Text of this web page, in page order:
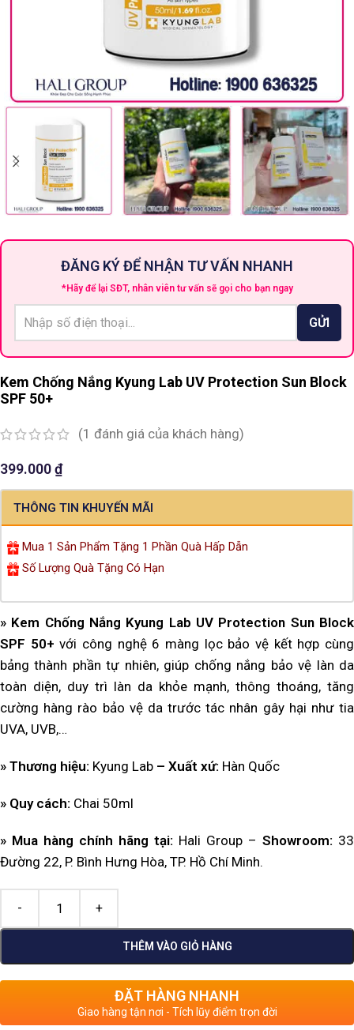
ĐĂNG KÝ ĐỂ NHẬN TƯ VẤN NHANH
*Hãy để lại SĐT, nhân viên tư vấn sẽ gọi cho bạn ngay
Kem Chống Nắng Kyung Lab UV Protection Sun Block
SPF 50+
(1 đánh giá của khách hàng)
399.000₫
THÔNG TIN KHUYẾN MÃI
Mua 1 Sản Phẩm Tặng 1 Phần Quà Hấp Dẫn
Số Lượng Quà Tặng Có Hạn
» Kem Chống Nắng Kyung Lab UV Protection Sun Block
SPF 50+với công nghệ 6 màng lọc bảo vệ kết hợp cùng
bảng thành phần tự nhiên, giúp chống nắng bảo vệ làn da
toàn diện, duy trì làn da khỏe mạnh, thông thoáng, tăng
cường hàng rào bảo vệ da trước tác nhân gây hại như tia
UVA, UVB,…
» Thương hiệu: Kyung Lab – Xuất xứ: Hàn Quốc
» Quy cách: Chai 50ml
» Mua hàng chính hãng tại: Hali Group – Showroom: 33
Đường 22, P. Bình Hưng Hòa, TP. Hồ Chí Minh.
THÊM VÀO GIỎ HÀNG
ĐẶT HÀNG NHANH
Giao hàng tận nơi - Tích lũy điểm trọn đời